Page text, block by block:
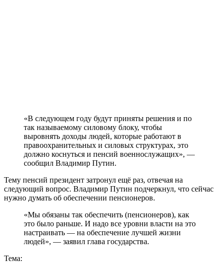
«В следующем году будут приняты решения и по
так называемому силовому блоку, чтобы
выровнять доходы людей, которые работают в
правоохранительных и силовых структурах, это
должно коснуться и пенсий военнослужащих», —
сообщил Владимир Путин.
Тему пенсий президент затронул ещё раз, отвечая на
следующий вопрос. Владимир Путин подчеркнул, что сейчас
нужно думать об обеспечении пенсионеров.
«Мы обязаны так обеспечить (пенсионеров), как
это было раньше. И надо все уровни власти на это
настраивать — на обеспечение лучшей жизни
людей», — заявил глава государства.
Тема: